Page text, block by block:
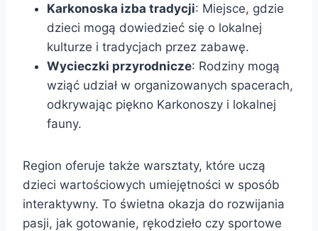
Karkonoska izba tradycji: Miejsce, gdzie
dzieci mogą dowiedzieć się o lokalnej
kulturze i tradycjach przez zabawę.
Wycieczki przyrodnicze: Rodziny mogą
wziąć udział w organizowanych spacerach,
odkrywając piękno Karkonoszy i lokalnej
fauny.
Region oferuje także warsztaty, które uczą
dzieci wartościowych umiejętności w sposób
interaktywny. To świetna okazja do rozwijania
pasji, jak gotowanie, rękodzieło czy sportowe